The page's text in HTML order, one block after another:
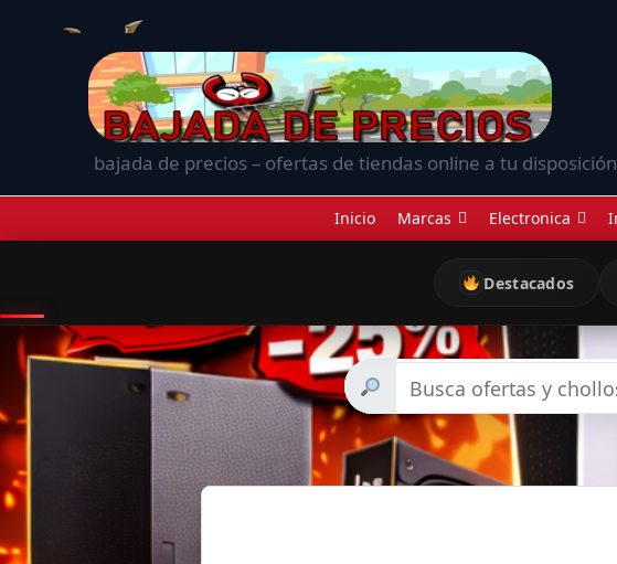
bajada de precios – ofertas de tiendas online a tu
Inicio Marcas Electronica
Destacados